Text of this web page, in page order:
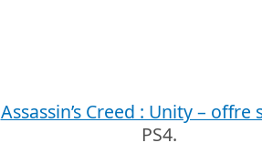
Assassin’s Creed : Unity –
PS4.